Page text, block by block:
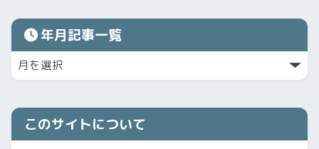
年月記事一覧
このサイトについて